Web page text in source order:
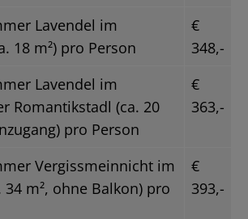
Lavendel im
18 m²) pro Person
€
348,-
Lavendel im
Romantikstadl (ca. 20
pro Person
€
363,-
Vergissmeinnicht im
34 m², ohne Balkon) pro
€
393,-